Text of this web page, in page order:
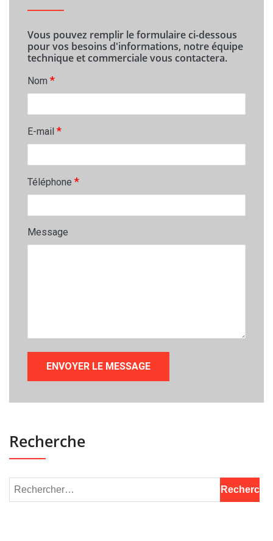
Vous pouvez remplir le formulaire ci-dessous
pour vos besoins d'informations, notre équipe
technique et commerciale vous contactera.
Nom *
E-mail *
Téléphone *
Message
Recherche